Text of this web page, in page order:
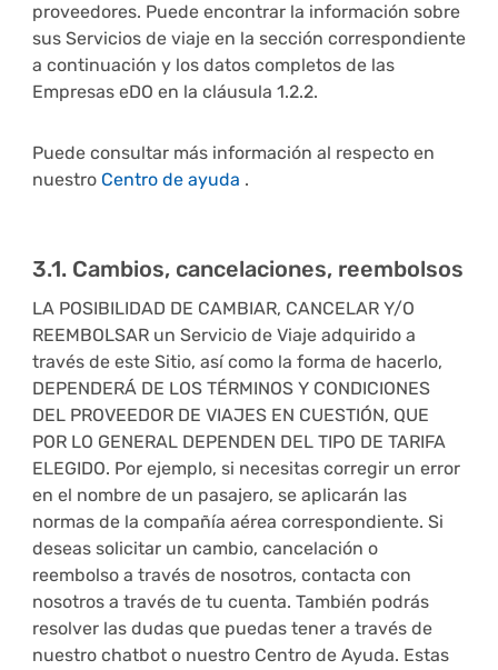
proveedores. Puede encontrar la información sobre
sus Servicios de viaje en la sección correspondiente
a continuación y los datos completos de las
Empresas eDO en la cláusula 1.2.2.
Puede consultar más información al respecto en
nuestro Centro de ayuda .
3.1. Cambios, cancelaciones, reembolsos
LA POSIBILIDAD DE CAMBIAR, CANCELAR Y/O
REEMBOLSAR un Servicio de Viaje adquirido a
través de este Sitio, así como la forma de hacerlo,
DEPENDERÁ DE LOS TÉRMINOS Y CONDICIONES
DEL PROVEEDOR DE VIAJES EN CUESTIÓN, QUE
POR LO GENERAL DEPENDEN DEL TIPO DE TARIFA
ELEGIDO. Por ejemplo, si necesitas corregir un error
en el nombre de un pasajero, se aplicarán las
normas de la compañía aérea correspondiente. Si
deseas solicitar un cambio, cancelación o
reembolso a través de nosotros, contacta con
nosotros a través de tu cuenta. También podrás
resolver las dudas que puedas tener a través de
nuestro chatbot o nuestro Centro de Ayuda. Estas